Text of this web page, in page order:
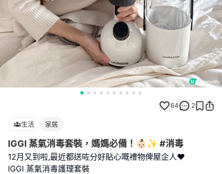
64 2
生活 家居
IGGI 蒸氣消毒套裝，媽媽必備！👶🏻✨ #消毒
12月又到啦,最近都送咗分好貼心嘅禮物俾屋企人❤️
IGGI 蒸氣消毒護理套裝